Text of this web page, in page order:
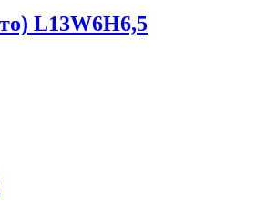
L13W6H6,5